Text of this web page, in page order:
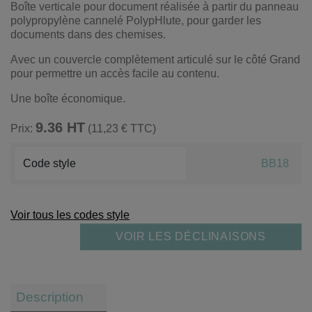
Boîte verticale pour document réalisée à partir du panneau
polypropylène cannelé PolypHlute, pour garder les
documents dans des chemises.
Avec un couvercle complètement articulé sur le côté Grand
pour permettre un accès facile au contenu.
Une boîte économique.
Prix: 9.36 HT (11,23 € TTC)
Code style BB18
Voir tous les codes style
VOIR LES DÉCLINAISONS
Description